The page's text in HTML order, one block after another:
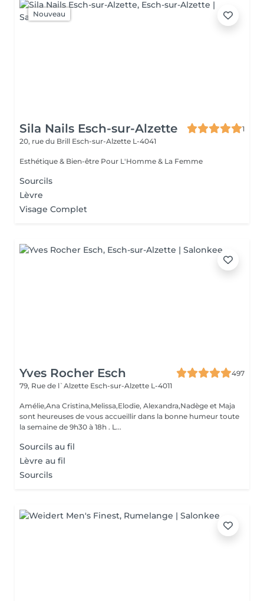
Nouveau
Sila Nails Esch-sur-Alzette
1
20, rue du Brill Esch-sur-Alzette L-4041
Esthétique & Bien-être Pour L'Homme & La Femme
Sourcils
Lèvre
Visage Complet
Yves Rocher Esch
497
79, Rue de l`Alzette Esch-sur-Alzette L-4011
Amélie,Ana Cristina,Melissa,Elodie, Alexandra,Nadège et Maja
sont heureuses de vous accueillir dans la bonne humeur toute
la semaine de 9h30 à 18h . L...
Sourcils au fil
Lèvre au fil
Sourcils